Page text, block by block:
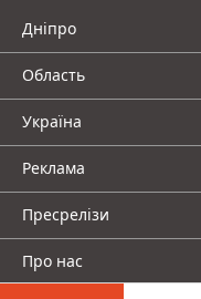
Дніпро
Область
Україна
Реклама
Пресрелізи
Про нас